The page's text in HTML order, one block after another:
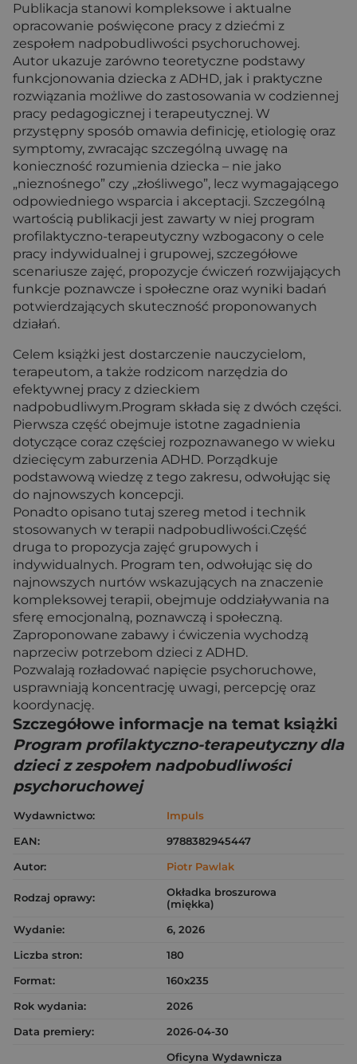
Publikacja stanowi kompleksowe i aktualne
opracowanie poświęcone pracy z dziećmi z
zespołem nadpobudliwości psychoruchowej.
Autor ukazuje zarówno teoretyczne podstawy
funkcjonowania dziecka z ADHD, jak i praktyczne
rozwiązania możliwe do zastosowania w codziennej
pracy pedagogicznej i terapeutycznej. W
przystępny sposób omawia definicję, etiologię oraz
symptomy, zwracając szczególną uwagę na
konieczność rozumienia dziecka – nie jako
„nieznośnego” czy „złośliwego”, lecz wymagającego
odpowiedniego wsparcia i akceptacji. Szczególną
wartością publikacji jest zawarty w niej program
profilaktyczno-terapeutyczny wzbogacony o cele
pracy indywidualnej i grupowej, szczegółowe
scenariusze zajęć, propozycje ćwiczeń rozwijających
funkcje poznawcze i społeczne oraz wyniki badań
potwierdzających skuteczność proponowanych
działań.
Celem książki jest dostarczenie nauczycielom,
terapeutom, a także rodzicom narzędzia do
efektywnej pracy z dzieckiem
nadpobudliwym.Program składa się z dwóch części.
Pierwsza część obejmuje istotne zagadnienia
dotyczące coraz częściej rozpoznawanego w wieku
dziecięcym zaburzenia ADHD. Porządkuje
podstawową wiedzę z tego zakresu, odwołując się
do najnowszych koncepcji.
Ponadto opisano tutaj szereg metod i technik
stosowanych w terapii nadpobudliwości.Część
druga to propozycja zajęć grupowych i
indywidualnych. Program ten, odwołując się do
najnowszych nurtów wskazujących na znaczenie
kompleksowej terapii, obejmuje oddziaływania na
sferę emocjonalną, poznawczą i społeczną.
Zaproponowane zabawy i ćwiczenia wychodzą
naprzeciw potrzebom dzieci z ADHD.
Pozwalają rozładować napięcie psychoruchowe,
usprawniają koncentrację uwagi, percepcję oraz
koordynację.
Szczegółowe informacje na temat książki
Program profilaktyczno-terapeutyczny dla
dzieci z zespołem nadpobudliwości
psychoruchowej
Wydawnictwo:
Impuls
EAN:
9788382945447
Autor:
Piotr Pawlak
Rodzaj oprawy:
Okładka broszurowa
(miękka)
Wydanie:
6, 2026
Liczba stron:
180
Format:
160x235
Rok wydania:
2026
Data premiery:
2026-04-30
Oficyna Wydawnicza